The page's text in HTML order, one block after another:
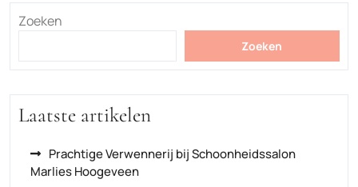
Zoeken
Zoeken
Laatste artikelen
Prachtige Verwennerij bij Schoonheidssalon
Marlies Hoogeveen